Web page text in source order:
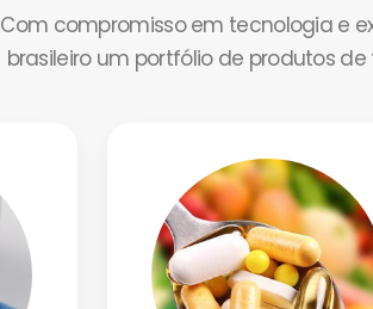
Com compromisso em tecnologia e
brasileiro um portfólio de produtos